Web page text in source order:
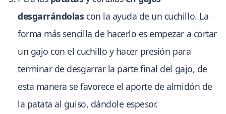
desgarrándolas con la ayuda de un cuchillo. La
forma más sencilla de hacerlo es empezar a cortar
un gajo con el cuchillo y hacer presión para
terminar de desgarrar la parte final del gajo, de
esta manera se favorece el aporte de almidón de
la patata al guiso, dándole espesor.